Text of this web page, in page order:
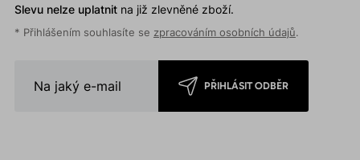
Slevu nelze uplatnitna již zlevněné zboží.
* Přihlášením souhlasíte se zpracováním osobních údajů.
PŘIHLÁSIT ODBĚR